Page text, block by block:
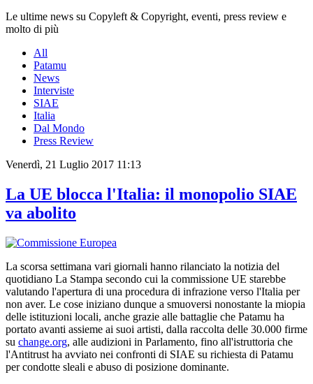
Le ultime news su Copyleft & Copyright, eventi, press review e
molto di più
All
Patamu
News
Interviste
SIAE
Italia
Dal Mondo
Press Review
Venerdì, 21 Luglio 2017 11:13
La UE blocca l'Italia: il monopolio SIAE
va abolito
La scorsa settimana vari giornali hanno rilanciato la notizia del
quotidiano La Stampa secondo cui la commissione UE starebbe
valutando l'apertura di una procedura di infrazione verso l'Italia per
non aver. Le cose iniziano dunque a smuoversi nonostante la miopia
delle istituzioni locali, anche grazie alle battaglie che Patamu ha
portato avanti assieme ai suoi artisti, dalla raccolta delle 30.000 firme
su change.org, alle audizioni in Parlamento, fino all'istruttoria che
l'Antitrust ha avviato nei confronti di SIAE su richiesta di Patamu
per condotte sleali e abuso di posizione dominante.